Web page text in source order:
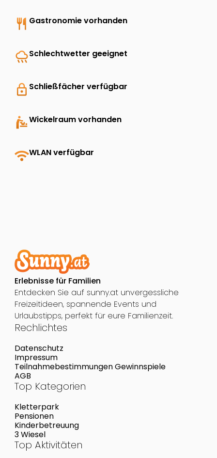
restaurant Gastronomie vorhanden
rainySchlechtwetter geeignet
lock Schließfächer verfügbar
baby_changing_stationWickelraum vorhanden
wifiWLAN verfügbar
Erlebnisse für Familien
Entdecken Sie auf sunny.at unvergessliche
Freizeitideen, spannende Events und
Urlaubstipps, perfekt für eure Familienzeit.
Rechlichtes
Datenschutz
Impressum
Teilnahmebestimmungen Gewinnspiele
AGB
Top Kategorien
Kletterpark
Pensionen
Kinderbetreuung
3 Wiesel
Top Aktivitäten